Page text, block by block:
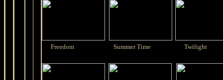
Freedom Summer Time Twilight